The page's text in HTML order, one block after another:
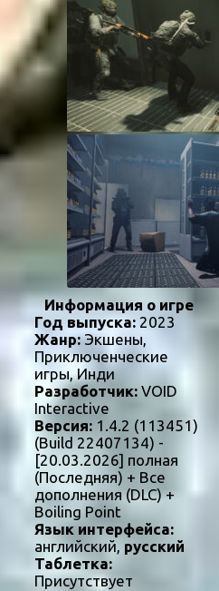
Информация о игре
Год выпуска: 2023
Жанр:Экшены,
Приключенческие
игры, Инди
Разработчик: VOID
Interactive
Версия: 1.4.2 (113451)
(Build 22407134) -
[20.03.2026] полная
(Последняя) + Все
дополнения (DLC) +
Boiling Point
Язык интерфейса:
английский, русский
Таблетка:
Присутствует